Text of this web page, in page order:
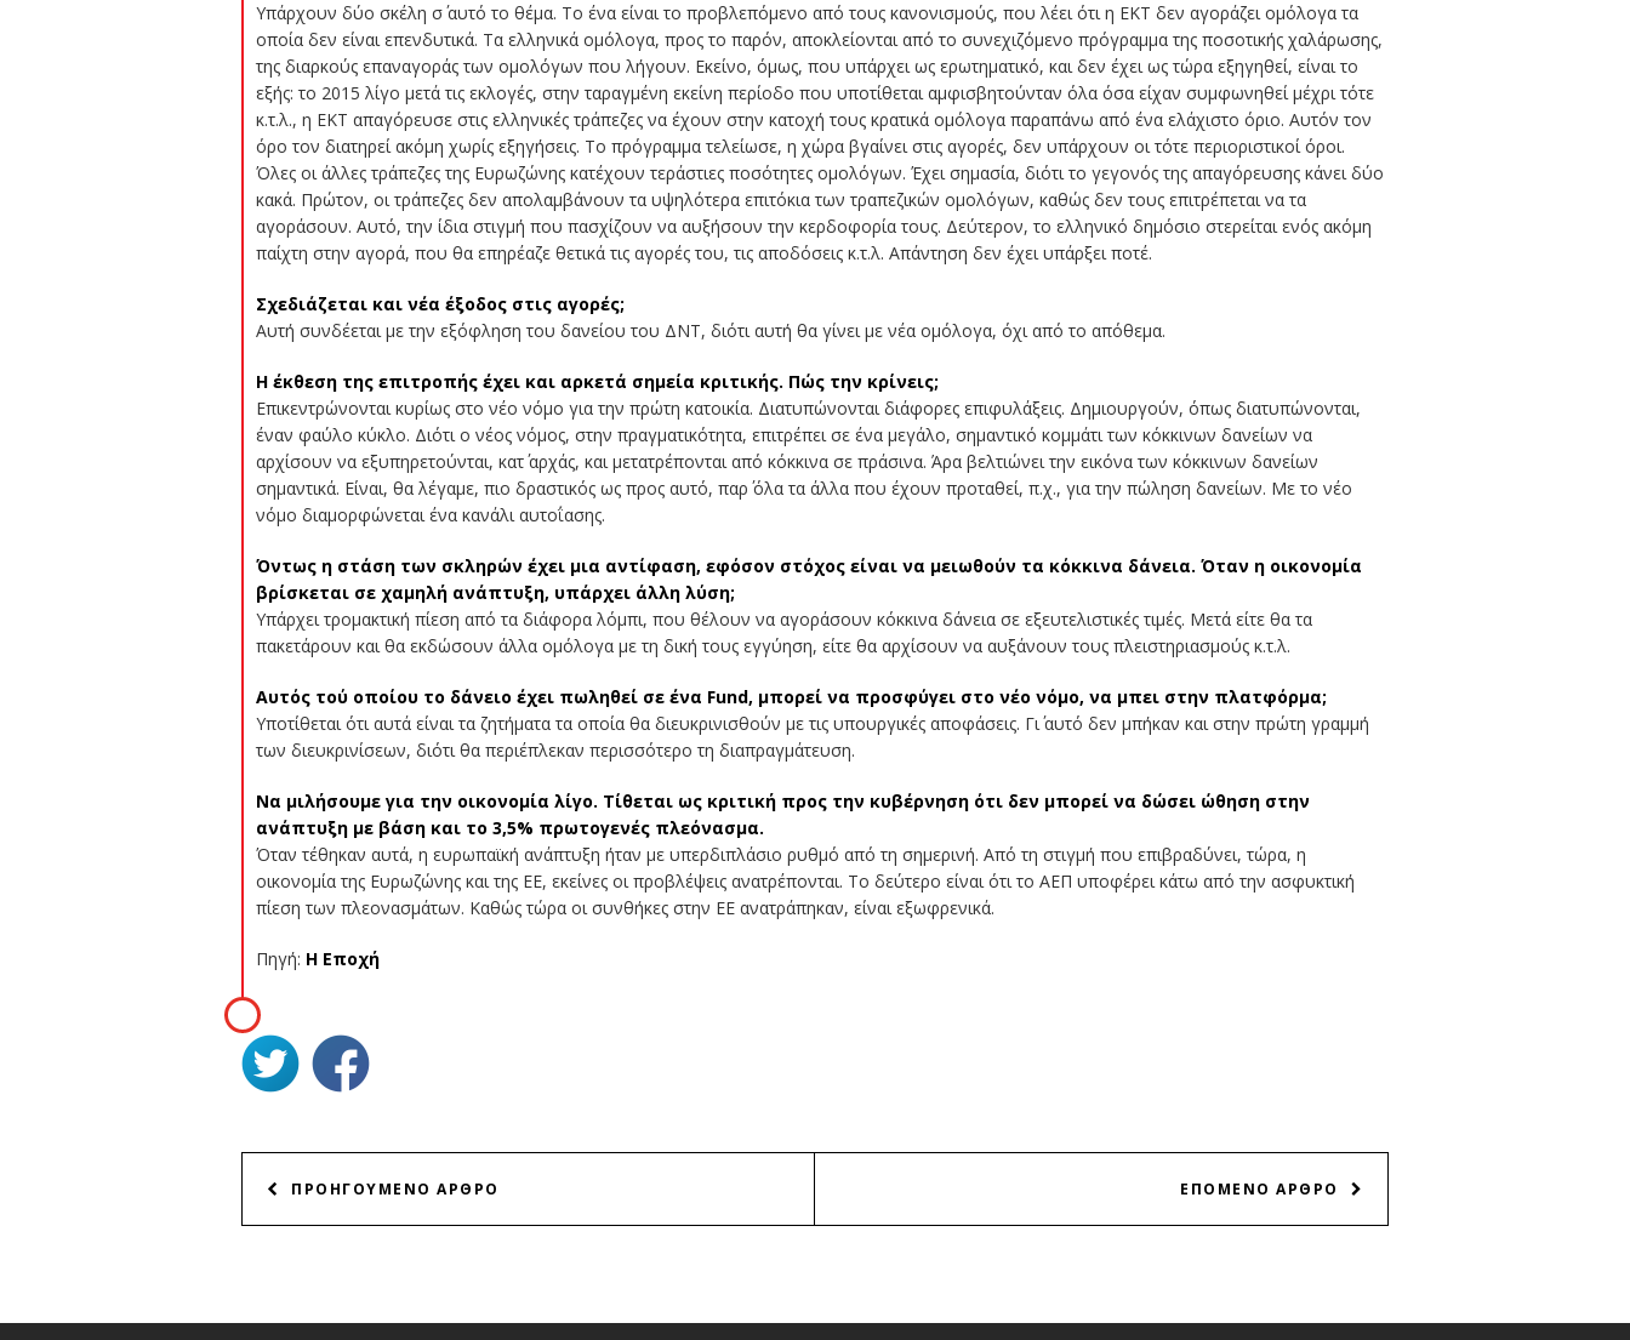
Υπάρχουν δύο σκέλη σ΄ αυτό το θέμα. Το ένα είναι το προβλεπόμενο από τους κανονισμούς, που λέει ότι η ΕΚΤ δεν αγοράζει ομόλογα τα
οποία δεν είναι επενδυτικά. Τα ελληνικά ομόλογα, προς το παρόν, αποκλείονται από το συνεχιζόμενο πρόγραμμα της ποσοτικής χαλάρωσης,
της διαρκούς επαναγοράς των ομολόγων που λήγουν. Εκείνο, όμως, που υπάρχει ως ερωτηματικό, και δεν έχει ως τώρα εξηγηθεί, είναι το
εξής: το 2015 λίγο μετά τις εκλογές, στην ταραγμένη εκείνη περίοδο που υποτίθεται αμφισβητούνταν όλα όσα είχαν συμφωνηθεί μέχρι τότε
κ.τ.λ., η ΕΚΤ απαγόρευσε στις ελληνικές τράπεζες να έχουν στην κατοχή τους κρατικά ομόλογα παραπάνω από ένα ελάχιστο όριο. Αυτόν τον
όρο τον διατηρεί ακόμη χωρίς εξηγήσεις. Το πρόγραμμα τελείωσε, η χώρα βγαίνει στις αγορές, δεν υπάρχουν οι τότε περιοριστικοί όροι.
Όλες οι άλλες τράπεζες της Ευρωζώνης κατέχουν τεράστιες ποσότητες ομολόγων. Έχει σημασία, διότι το γεγονός της απαγόρευσης κάνει δύο
κακά. Πρώτον, οι τράπεζες δεν απολαμβάνουν τα υψηλότερα επιτόκια των τραπεζικών ομολόγων, καθώς δεν τους επιτρέπεται να τα
αγοράσουν. Αυτό, την ίδια στιγμή που πασχίζουν να αυξήσουν την κερδοφορία τους. Δεύτερον, το ελληνικό δημόσιο στερείται ενός ακόμη
παίχτη στην αγορά, που θα επηρέαζε θετικά τις αγορές του, τις αποδόσεις κ.τ.λ. Απάντηση δεν έχει υπάρξει ποτέ.
Σχεδιάζεται και νέα έξοδος στις αγορές;
Αυτή συνδέεται με την εξόφληση του δανείου του ΔΝΤ, διότι αυτή θα γίνει με νέα ομόλογα, όχι από το απόθεμα.
Η έκθεση της επιτροπής έχει και αρκετά σημεία κριτικής. Πώς την κρίνεις;
Επικεντρώνονται κυρίως στο νέο νόμο για την πρώτη κατοικία. Διατυπώνονται διάφορες επιφυλάξεις. Δημιουργούν, όπως διατυπώνονται,
έναν φαύλο κύκλο. Διότι ο νέος νόμος, στην πραγματικότητα, επιτρέπει σε ένα μεγάλο, σημαντικό κομμάτι των κόκκινων δανείων να
αρχίσουν να εξυπηρετούνται, κατ΄ αρχάς, και μετατρέπονται από κόκκινα σε πράσινα. Άρα βελτιώνει την εικόνα των κόκκινων δανείων
σημαντικά. Είναι, θα λέγαμε, πιο δραστικός ως προς αυτό, παρ΄ όλα τα άλλα που έχουν προταθεί, π.χ., για την πώληση δανείων. Με το νέο
νόμο διαμορφώνεται ένα κανάλι αυτοΐασης.
Όντως η στάση των σκληρών έχει μια αντίφαση, εφόσον στόχος είναι να μειωθούν τα κόκκινα δάνεια. Όταν η οικονομία
βρίσκεται σε χαμηλή ανάπτυξη, υπάρχει άλλη λύση;
Υπάρχει τρομακτική πίεση από τα διάφορα λόμπι, που θέλουν να αγοράσουν κόκκινα δάνεια σε εξευτελιστικές τιμές. Μετά είτε θα τα
πακετάρουν και θα εκδώσουν άλλα ομόλογα με τη δική τους εγγύηση, είτε θα αρχίσουν να αυξάνουν τους πλειστηριασμούς κ.τ.λ.
Αυτός τού οποίου το δάνειο έχει πωληθεί σε ένα Fund, μπορεί να προσφύγει στο νέο νόμο, να μπει στην πλατφόρμα;
Υποτίθεται ότι αυτά είναι τα ζητήματα τα οποία θα διευκρινισθούν με τις υπουργικές αποφάσεις. Γι΄ αυτό δεν μπήκαν και στην πρώτη γραμμή
των διευκρινίσεων, διότι θα περιέπλεκαν περισσότερο τη διαπραγμάτευση.
Να μιλήσουμε για την οικονομία λίγο. Τίθεται ως κριτική προς την κυβέρνηση ότι δεν μπορεί να δώσει ώθηση στην
ανάπτυξη με βάση και το 3,5% πρωτογενές πλεόνασμα.
Όταν τέθηκαν αυτά, η ευρωπαϊκή ανάπτυξη ήταν με υπερδιπλάσιο ρυθμό από τη σημερινή. Από τη στιγμή που επιβραδύνει, τώρα, η
οικονομία της Ευρωζώνης και της ΕΕ, εκείνες οι προβλέψεις ανατρέπονται. Το δεύτερο είναι ότι το ΑΕΠ υποφέρει κάτω από την ασφυκτική
πίεση των πλεονασμάτων. Καθώς τώρα οι συνθήκες στην ΕΕ ανατράπηκαν, είναι εξωφρενικά.
Πηγή: Η Εποχή
ΑΡΘΡΩΝ
ΕΠΟΜΕΝΟ ΑΡΘΡΟ
ΠΡΟΗΓΟΥΜΕΝΟ ΑΡΘΡΟ